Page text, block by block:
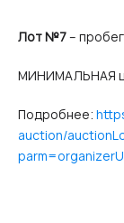
Лот №7–
МИНИМАЛЬНАЯ
Подробнее:
auction/